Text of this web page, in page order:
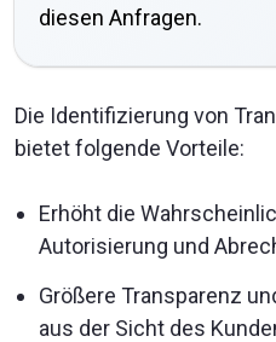
diesen Anfragen.
Die Identifizierung von
bietet folgende Vorteile:
Erhöht die
Autorisierung und
Größere Transparenz
aus der Sicht des